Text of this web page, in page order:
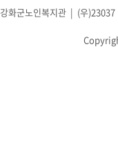
강화군노인복지관 | (우